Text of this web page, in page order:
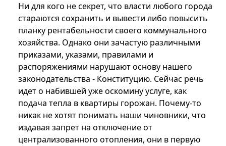
Ни для кого не секрет, что власти любого города
стараются сохранить и вывести либо повысить
планку рентабельности своего коммунального
хозяйства. Однако они зачастую различными
приказами, указами, правилами и
распоряжениями нарушают основу нашего
законодательства - Конституцию. Сейчас речь
идет о набившей уже оскомину услуге, как
подача тепла в квартиры горожан. Почему-то
никак не хотят понимать наши чиновники, что
издавая запрет на отключение от
централизованного отопления, они в первую